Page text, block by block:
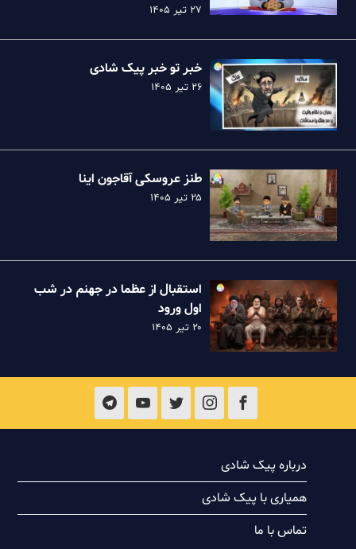
نظام
۲۷ تیر ۱۴۰۵
خبر تو خبر پیک شادی
۲۶ تیر ۱۴۰۵
طنز عروسکی آقاجون اینا
۲۵ تیر ۱۴۰۵
استقبال از عظما در جهنم در شب
اول ورود
۲۰ تیر ۱۴۰۵
درباره پیک شادی
همیاری با پیک شادی
تماس با ما